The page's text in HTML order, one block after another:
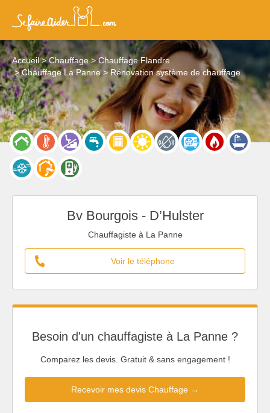
Accueil Chauffage
Chauffage Flandre
Chauffage La Panne
Rénovation système de chauffage
Bv Bourgois - D’Hulster
Chauffagiste à La Panne
Voir le téléphone
Besoin d'un chauffagiste à La Panne ?
Comparez les devis. Gratuit & sans engagement !
Recevoir mes devis Chauffage →